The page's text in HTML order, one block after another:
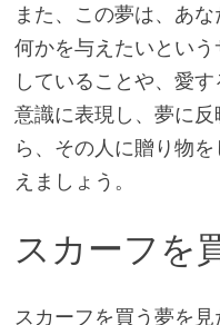
また、この夢は、あ
何かを与えたいとい
していることや、愛
意識に表現し、夢に
ら、その人に贈り物
えましょう。
スカーフを
スカーフを買う夢を